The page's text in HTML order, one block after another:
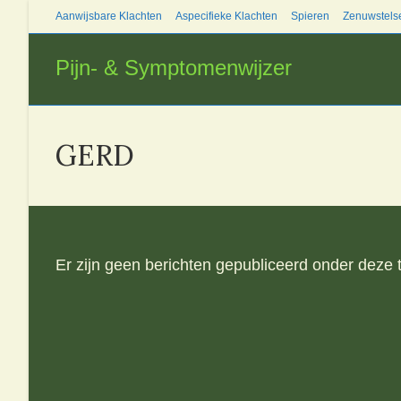
Aanwijsbare Klachten Aspecifieke Klachten Spieren
Pijn- & Symptomenwijzer
GERD
Er zijn geen berichten gepubliceerd onder deze